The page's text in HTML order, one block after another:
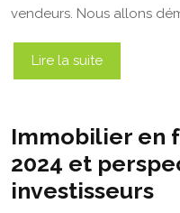
vendeurs. Nous allons
Lire la suite
Immobilier en
2024 et
investisseurs